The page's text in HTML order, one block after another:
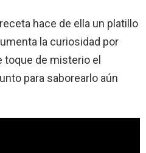
hace de ella un platillo
la curiosidad por
toque de misterio el
para saborearlo aún